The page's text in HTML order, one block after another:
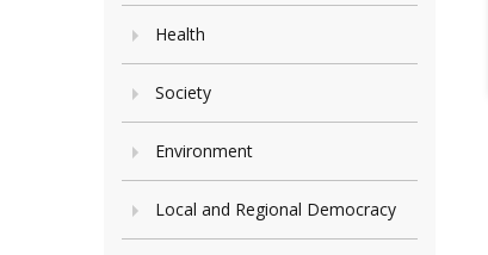
Health
Society
Environment
Local and Regional Democracy